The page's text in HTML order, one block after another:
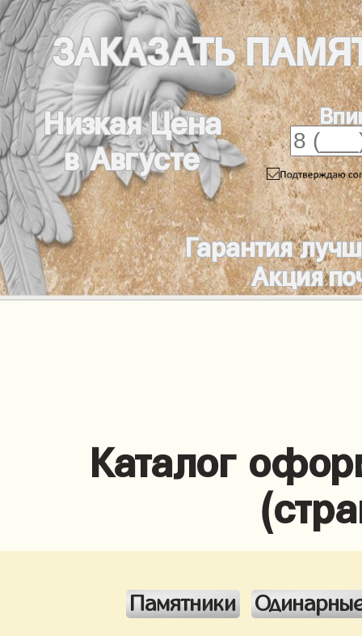
ЗАКАЗАТЬ
Низкая Цена
в Августе
Гарантия
Акция
Каталог
Памятники